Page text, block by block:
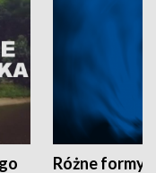
Różne formy